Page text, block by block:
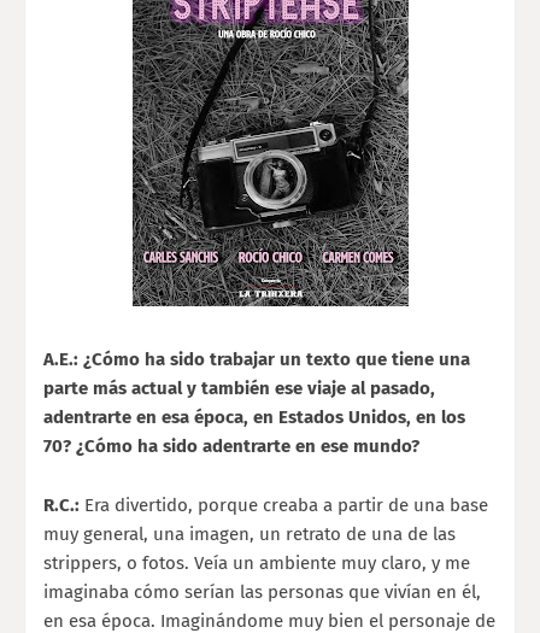
A.E.: ¿Cómo ha sido trabajar un texto que tiene una
parte más actual y también ese viaje al pasado,
adentrarte en esa época, en Estados Unidos, en los
70? ¿Cómo ha sido adentrarte en ese mundo?
R.C.: Era divertido, porque creaba a partir de una base
muy general, una imagen, un retrato de una de las
strippers, o fotos. Veía un ambiente muy claro, y me
imaginaba cómo serían las personas que vivían en él,
en esa época. Imaginándome muy bien el personaje de